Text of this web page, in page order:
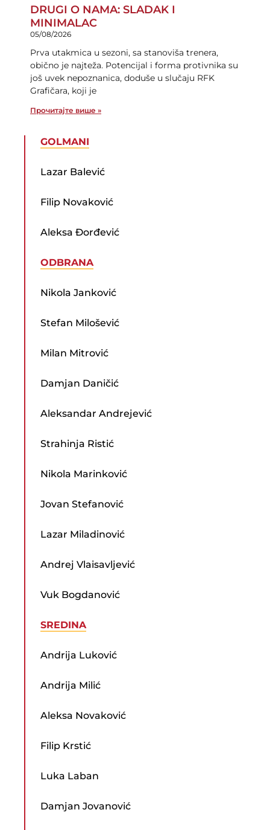
DRUGI O NAMA: SLADAK I
MINIMALAC
05/08/2026
Prva utakmica u sezoni, sa stanoviša trenera,
obično je najteža. Potencijal i forma protivnika su
još uvek nepoznanica, doduše u slučaju RFK
Grafičara, koji je
Прочитајте више »
GOLMANI
Lazar Balević
Filip Novaković
Aleksa Đorđević
ODBRANA
Nikola Janković
Stefan Milošević
Milan Mitrović
Damjan Daničić
Aleksandar Andrejević
Strahinja Ristić
Nikola Marinković
Jovan Stefanović
Lazar Miladinović
Andrej Vlaisavljević
Vuk Bogdanović
SREDINA
Andrija Luković
Andrija Milić
Aleksa Novaković
Filip Krstić
Luka Laban
Damjan Jovanović